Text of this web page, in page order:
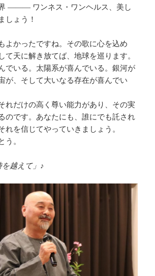
——— ワンネス・ワンヘルス、美し
しょう！
よかったですね。その歌に心を込め
て天に解き放てば、地球を巡ります。
でいる。太陽系が喜んでいる。銀河が
が、そして大いなる存在が喜んでい
れだけの高く尊い能力があり、その実
のです。あなたにも、誰にでも託され
れを信じてやっていきましょう。
。
越えて」♪